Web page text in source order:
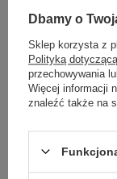
LICZBA
Parametry
Dbamy o
Sklep korzysta z
Polityką
przechowywania
Więcej informacji
znaleźć także na